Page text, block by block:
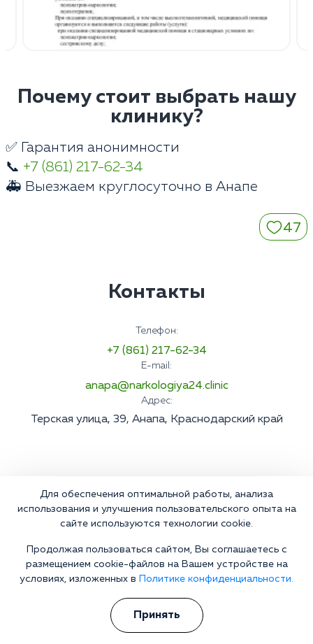
Почему стоит выбрать нашу
клинику?
✅ Гарантия анонимности
📞 +7 (861) 217-62-34
🚑 Выезжаем круглосуточно в Анапе
47
Контакты
Телефон:
+7 (861) 217-62-34
E-mail:
anapa@narkologiya24.clinic
Адрес:
Терская улица, 39, Анапа, Краснодарский край
Для обеспечения оптимальной работы, анализа
использования и улучшения пользовательского опыта на
сайте используются технологии cookie.
Продолжая пользоваться сайтом, Вы соглашаетесь с
размещением cookie-файлов на Вашем устройстве на
условиях, изложенных в
Политике конфиденциальности.
Принять